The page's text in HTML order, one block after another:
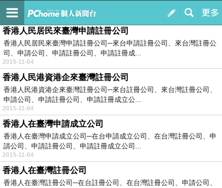
我的
訂閱
桃園申請公司登記
香港人民居民來臺灣申請註冊公司
香港人民居民來臺灣申請註冊公司─來台申請註冊公司、來台灣註冊公
司、申請公司、申請註冊公司、申請註冊成...
2015-11-04
香港人民港資港企來臺灣註冊公司
香港人民港資港企來臺灣註冊公司─來台註冊公司、來台灣註冊公司、
申請公司、申請註冊公司、申請註冊成立公...
2015-11-04
香港人在臺灣申請成立公司
香港人在臺灣申請成立公司─在台申請成立公司、在台灣註冊公司、申
請公司、申請註冊公司、申請註冊成立公司...
2015-11-04
香港人在臺灣註冊公司
香港人在臺灣註冊公司─在台註冊公司、在台灣註冊公司、申請公司、